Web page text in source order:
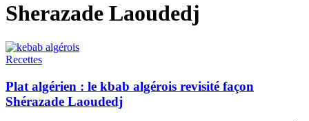
Sherazade Laoudedj
Recettes
Plat algérien : le kbab algérois revisité façon
Shérazade Laoudedj